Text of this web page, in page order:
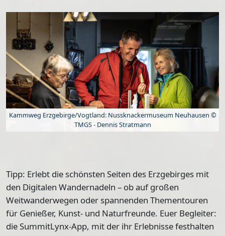
Kammweg Erzgebirge/Vogtland: Nussknackermuseum Neuhausen ©
TMGS - Dennis Stratmann
Tipp: Erlebt die schönsten Seiten des Erzgebirges mit
den Digitalen Wandernadeln – ob auf großen
Weitwanderwegen oder spannenden Thementouren
für Genießer, Kunst- und Naturfreunde. Euer Begleiter:
die SummitLynx-App, mit der ihr Erlebnisse festhalten